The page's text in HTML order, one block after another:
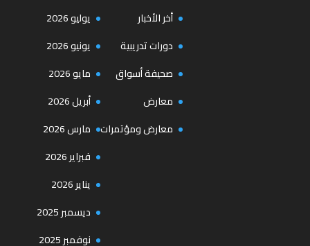
يوليو 2026
يونيو 2026
مايو 2026
أبريل 2026
مارس 2026
فبراير 2026
يناير 2026
ديسمبر 2025
نوفمبر 2025
أخر الأخبار
دورات تدريبية
صحيفة أسواق
معارض
معارض ومؤتمرات